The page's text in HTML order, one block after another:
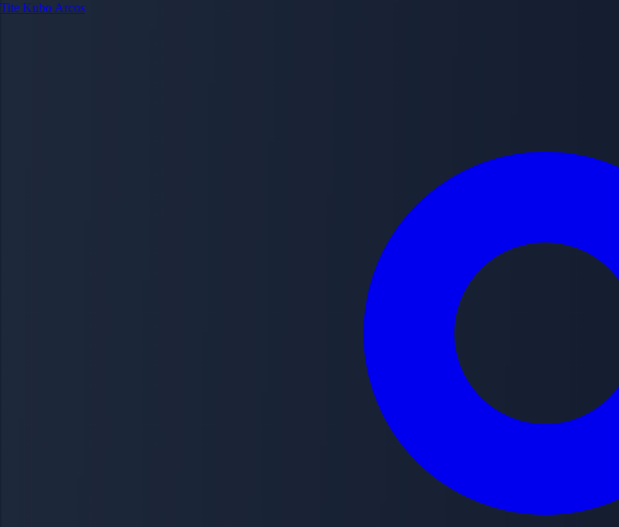
Tite Kubo Arcos